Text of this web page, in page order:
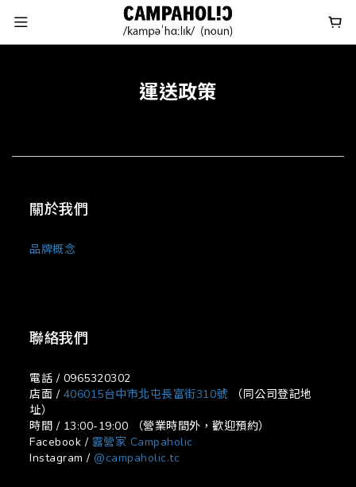
運送政策
關於我們
品牌概念
聯絡我們
電話 / 0965320302
店面 / 406015台中市北屯長富街310號（同公司登記地
址）
時間 / 13:00-19:00 （營業時間外，歡迎預約）
Facebook / 露營家 Campaholic
Instagram / @campaholic.tc